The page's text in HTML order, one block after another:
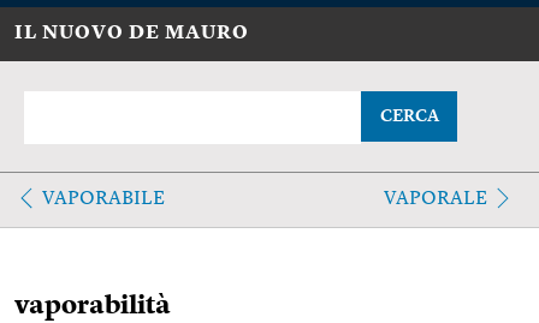
IL NUOVO DE MAURO
CERCA
VAPORABILE VAPORALE
vaporabilità